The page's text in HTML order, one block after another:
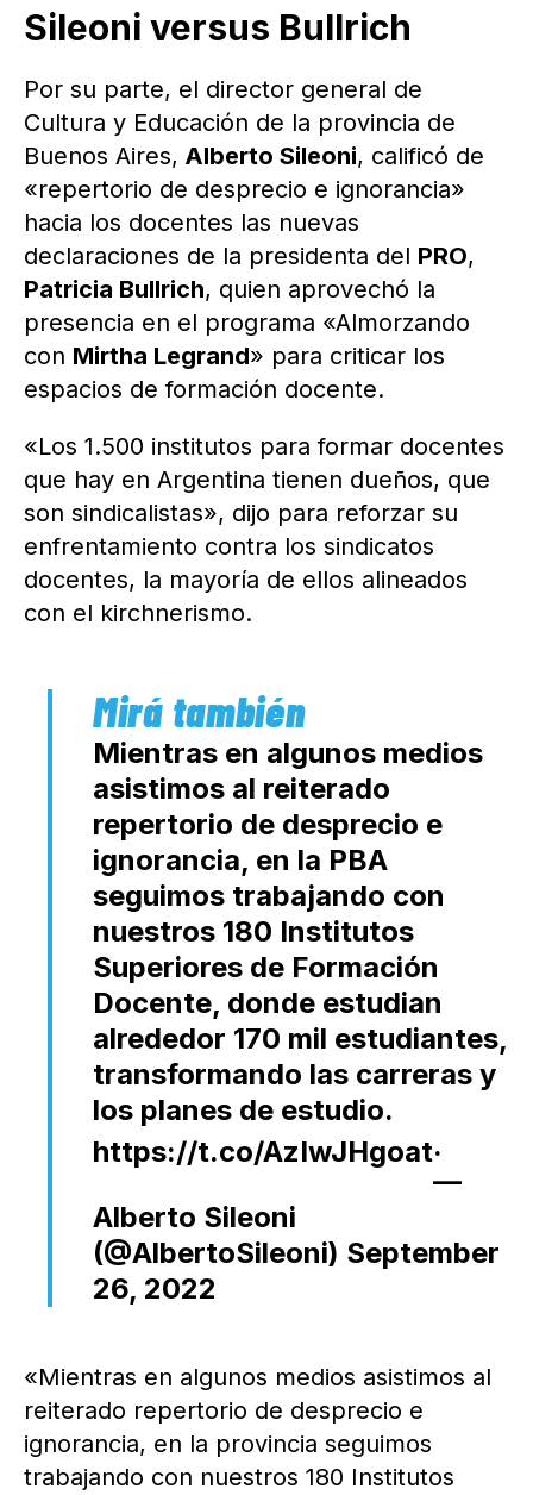
Sileoni versus Bullrich
Por su parte, el director general de
Cultura y Educación de la provincia de
Buenos Aires, Alberto Sileoni, calificó de
«repertorio de desprecio e ignorancia»
hacia los docentes las nuevas
declaraciones de la presidenta del PRO,
Patricia Bullrich, quien aprovechó la
presencia en el programa «Almorzando
con Mirtha Legrand» para criticar los
espacios de formación docente.
«Los 1.500 institutos para formar docentes
que hay en Argentina tienen dueños, que
son sindicalistas», dijo para reforzar su
enfrentamiento contra los sindicatos
docentes, la mayoría de ellos alineados
con el kirchnerismo.
Mientras en algunos medios
asistimos al reiterado
repertorio de desprecio e
ignorancia, en la PBA
seguimos trabajando con
nuestros 180 Institutos
Superiores de Formación
Docente, donde estudian
alrededor 170 mil estudiantes,
transformando las carreras y
los planes de estudio.
.
https://t.co/AzIwJHgoat
—
Alberto Sileoni
(@AlbertoSileoni) September
26, 2022
«Mientras en algunos medios asistimos al
reiterado repertorio de desprecio e
ignorancia, en la provincia seguimos
trabajando con nuestros 180 Institutos